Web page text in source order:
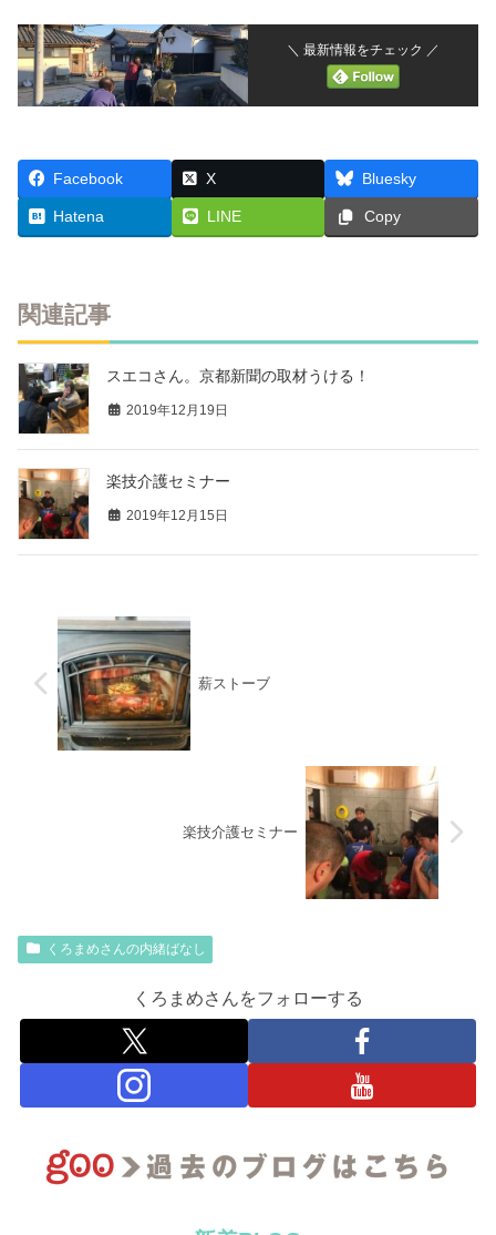
＼ 最新情報をチェック ／
Facebook X Bluesky
Hatena LINE Copy
関連記事
スエコさん。京都新聞の取材うける！
2019年12月19日
楽技介護セミナー
2019年12月15日
薪ストーブ
楽技介護セミナー
くろまめさんの内緒ばなし
くろまめさんをフォローする